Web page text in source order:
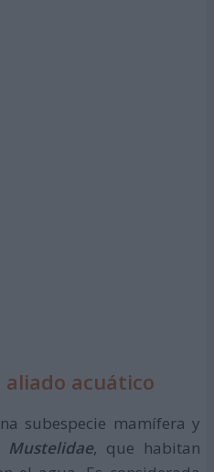
acuático
subespecie mamífera y
Mustelidae, que habitan